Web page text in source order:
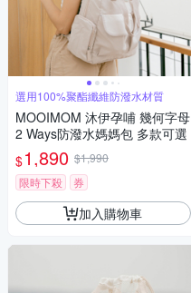
選用100%聚酯纖維防潑水材質
MOOIMOM 沐伊孕哺 幾何字母
2 Ways防潑水媽媽包 多款可選
$1,890 $1,990
限時下殺
券
加入購物車